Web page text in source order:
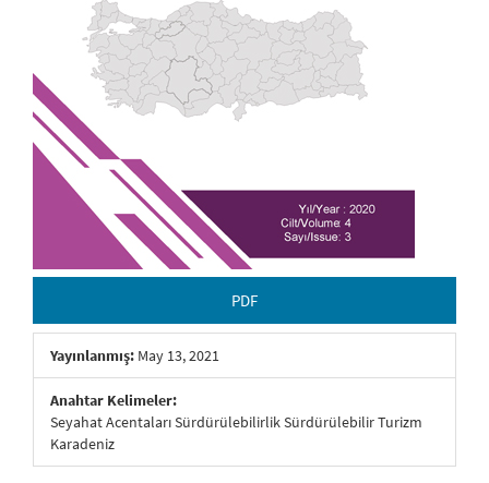
PDF
Yayınlanmış: May 13, 2021
Anahtar Kelimeler:
Seyahat Acentaları Sürdürülebilirlik Sürdürülebilir Turizm
Karadeniz